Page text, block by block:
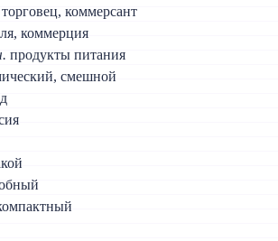
торговец, коммерсант
коммерция
продукты питания
смешной